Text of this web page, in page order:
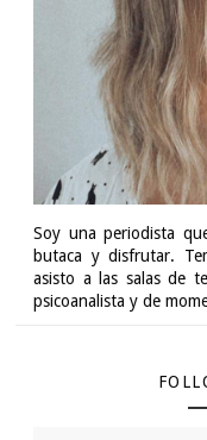
Soy una periodista
butaca y disfrutar.
asisto a las salas de
psicoanalista y de